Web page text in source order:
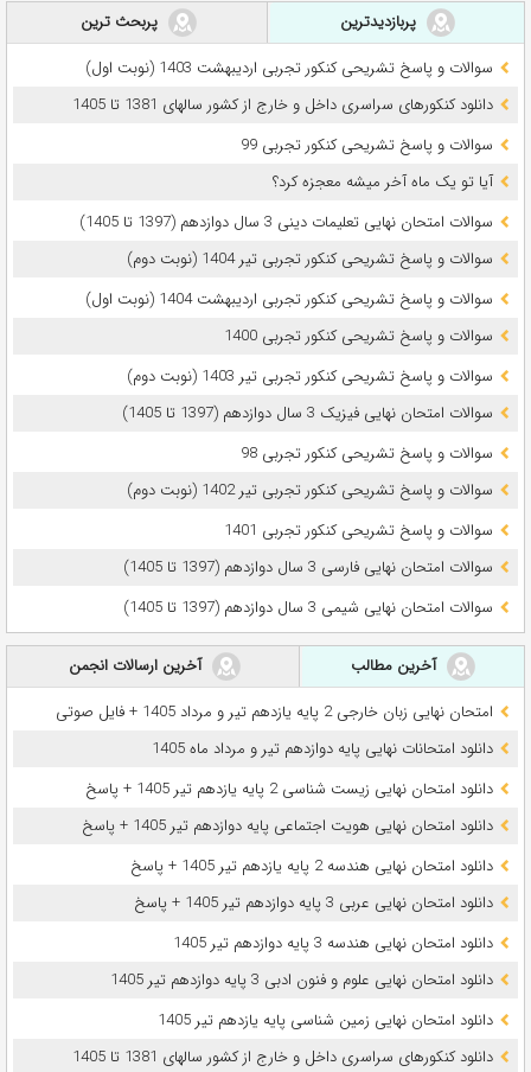
پربازدیدترین
پربحث ترین
سوالات و پاسخ تشریحی کنکور تجربی اردیبهشت 1403 (نوبت اول)
دانلود کنکورهای سراسری داخل و خارج از کشور سالهای 1381 تا 1405
سوالات و پاسخ تشریحی کنکور تجربی 99
آیا تو یک ماه آخر میشه معجزه کرد؟
سوالات امتحان نهایی تعلیمات دینی 3 سال دوازدهم (1397 تا 1405)
سوالات و پاسخ تشریحی کنکور تجربی تیر 1404 (نوبت دوم)
سوالات و پاسخ تشریحی کنکور تجربی اردیبهشت 1404 (نوبت اول)
سوالات و پاسخ تشریحی کنکور تجربی 1400
سوالات و پاسخ تشریحی کنکور تجربی تیر 1403 (نوبت دوم)
سوالات امتحان نهایی فیزیک 3 سال دوازدهم (1397 تا 1405)
سوالات و پاسخ تشریحی کنکور تجربی 98
سوالات و پاسخ تشریحی کنکور تجربی تیر 1402 (نوبت دوم)
سوالات و پاسخ تشریحی کنکور تجربی 1401
سوالات امتحان نهایی فارسی 3 سال دوازدهم (1397 تا 1405)
سوالات امتحان نهایی شیمی 3 سال دوازدهم (1397 تا 1405)
آخرین مطالب
آخرین ارسالات انجمن
امتحان نهایی زبان خارجی 2 پایه یازدهم تیر و مرداد 1405 + فایل صوتی
دانلود امتحانات نهایی پایه دوازدهم تیر و مرداد ماه 1405
دانلود امتحان نهایی زیست شناسی 2 پایه یازدهم تیر 1405 + پاسخ
دانلود امتحان نهایی هویت اجتماعی پایه دوازدهم تیر 1405 + پاسخ
دانلود امتحان نهایی هندسه 2 پایه یازدهم تیر 1405 + پاسخ
دانلود امتحان نهایی عربی 3 پایه دوازدهم تیر 1405 + پاسخ
دانلود امتحان نهایی هندسه 3 پایه دوازدهم تیر 1405
دانلود امتحان نهایی علوم و فنون ادبی 3 پایه دوازدهم تیر 1405
دانلود امتحان نهایی زمین شناسی پایه یازدهم تیر 1405
دانلود کنکورهای سراسری داخل و خارج از کشور سالهای 1381 تا 1405